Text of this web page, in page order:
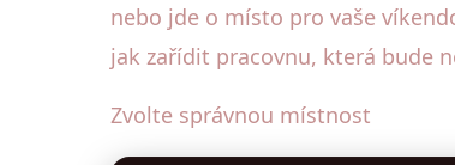
nebo jde o místo pro vaše
jak zařídit pracovnu, která bude
Zvolte správnou místnost